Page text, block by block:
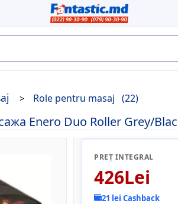
Role pentru masaj (22)
Enero Duo Roller Grey/
PREȚ INTEGRAL
426Lei
21 lei Cashback